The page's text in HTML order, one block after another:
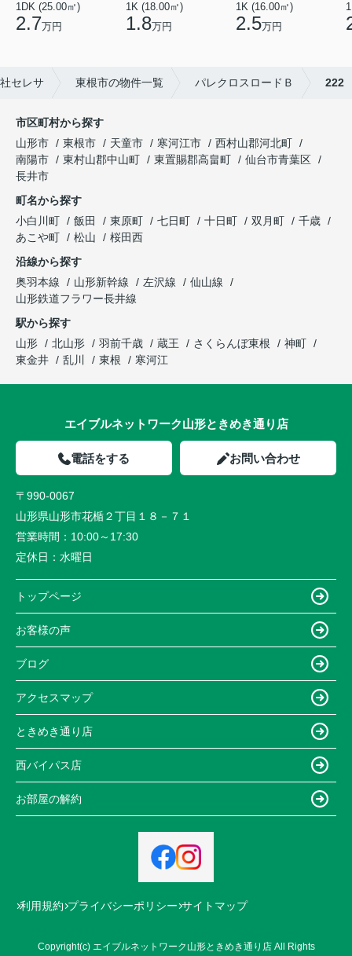
1DK (25.00㎡)
2.7万円
1K (18.00㎡)
1.8万円
1K (16.00㎡)
2.5万円
セレサ 東根市の物件一覧 パレクロスロードＢ 222
市区町村から探す
山形市
東根市 天童市 寒河江市
西村山郡河北町
南陽市
東村山郡中山町 東置賜郡高畠町
仙台市青葉区
長井市
町名から探す
小白川町
飯田 東原町 七日町 十日町 双月町
千歳
あこや町
松山
桜田西
沿線から探す
奥羽本線
山形新幹線 左沢線
仙山線
山形鉄道フラワー長井線
駅から探す
山形
北山形 羽前千歳 蔵王 さくらんぼ東根
神町
東金井
乱川 東根 寒河江
エイブルネットワーク山形ときめき通り店
電話をする お問い合わせ
〒990-0067
山形県山形市花楯２丁目１８－７１
営業時間： 10:00～17:30
定休日： 水曜日
トップページ
お客様の声
ブログ
アクセスマップ
ときめき通り店
西バイパス店
お部屋の解約
利用規約 プライバシーポリシー サイトマップ
Copyright(c) エイブルネットワーク山形ときめき通り店 All Rights